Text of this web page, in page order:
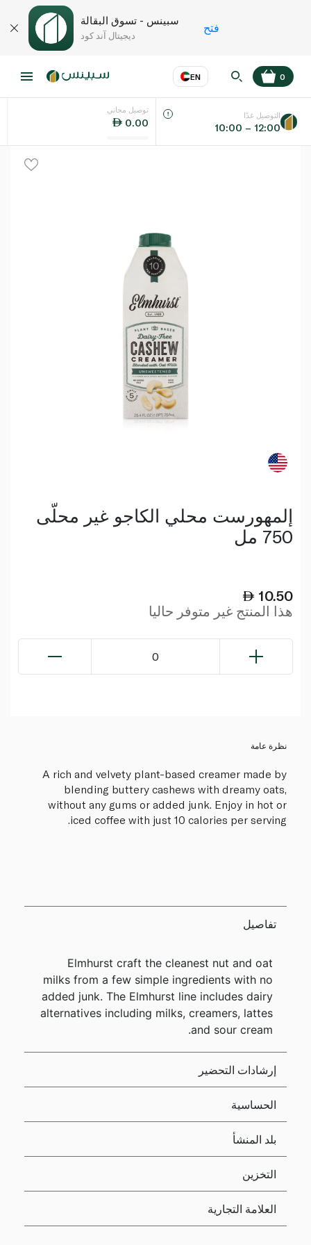
سبينس - تسوق البقالة
ديجيتال آند كود
فتح
EN
اللغة عر
0
توصيل مجاني
0.00
التوصيل غدًا
10:00 – 12:00
إلمهورست محلي الكاجو غير محلّى
750 مل
10.50
هذا المنتج غير متوفر حاليا
0
نظرة عامة
A rich and velvety plant-based creamer made by
blending buttery cashews with dreamy oats,
without any gums or added junk. Enjoy in hot or
iced coffee with just 10 calories per serving.
تفاصيل
Elmhurst craft the cleanest nut and oat
milks from a few simple ingredients with no
added junk. The Elmhurst line includes dairy
alternatives including milks, creamers, lattes
and sour cream.
إرشادات التحضير
الحساسية
بلد المنشأ
التخزين
العلامة التجارية